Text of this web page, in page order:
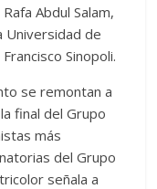
Abdul Salam,
Universidad de
Sinopoli.
se remontan a
final del Grupo
más
del Grupo
señala a